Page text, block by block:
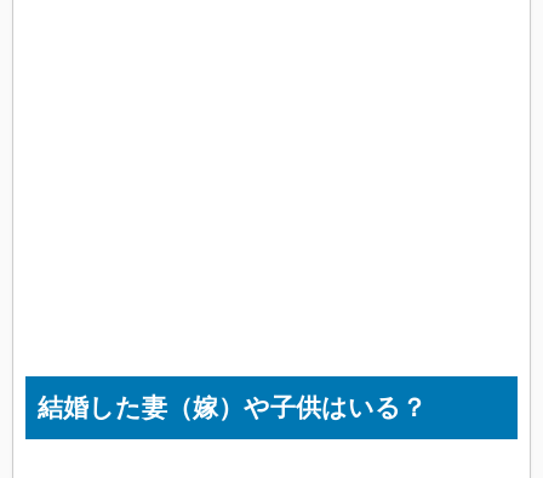
結婚した妻（嫁）や子供はいる？